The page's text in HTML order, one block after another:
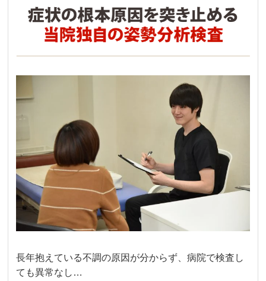
長年抱えている不調の原因が分からず、病院で検査し
ても異常なし…